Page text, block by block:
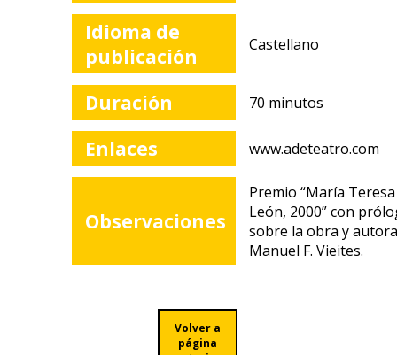
Idioma de
publicación
Castellano
Duración 70 minutos
Enlaces www.adeteatro.com
Observaciones
Premio “María Teresa
León, 2000” con
sobre la obra y
Manuel F. Vieites.
Volver a
página